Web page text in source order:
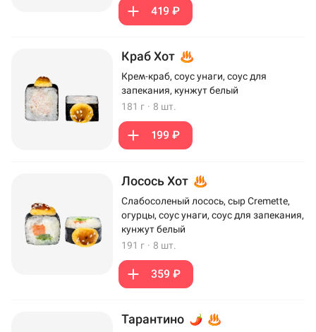
419 ₽
Краб Хот
Крем-краб, соус унаги, соус для
запекания, кунжут белый
181 г · 8 шт.
199 ₽
Лосось Хот
Слабосоленый лосось, сыр Cremette,
огурцы, соус унаги, соус для запекания,
кунжут белый
191 г · 8 шт.
359 ₽
Тарантино